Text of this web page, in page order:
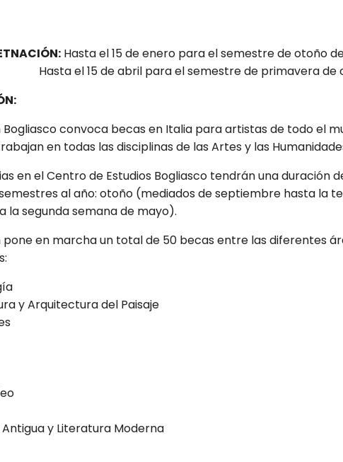
Hasta el 15 de enero para el semestre de otoño
15 de abril para el semestre de primaverade
Bogliasco convoca becas en Italia para artistas de todo el
en todas las disciplinas de las Artes y las
en el Centro de Estudios Bogliasco tendrán unaduración
al año: otoño (mediados de septiembre hasta la
la segunda semana de mayo).
pone en marchaun total de 50 becas entre las diferentes
y Arquitectura del Paisaje
y Literatura Moderna